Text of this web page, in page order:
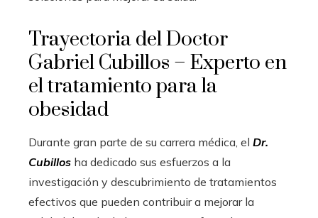
Trayectoria del Doctor
Gabriel Cubillos – Experto en
el tratamiento para la
obesidad
Durante gran parte de su carrera médica, el Dr.
Cubillos ha dedicado sus esfuerzos a la
investigación y descubrimiento de tratamientos
efectivos que pueden contribuir a mejorar la